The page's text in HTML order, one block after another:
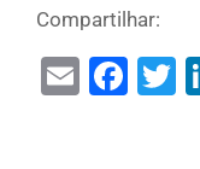
Compartilhar:
Email